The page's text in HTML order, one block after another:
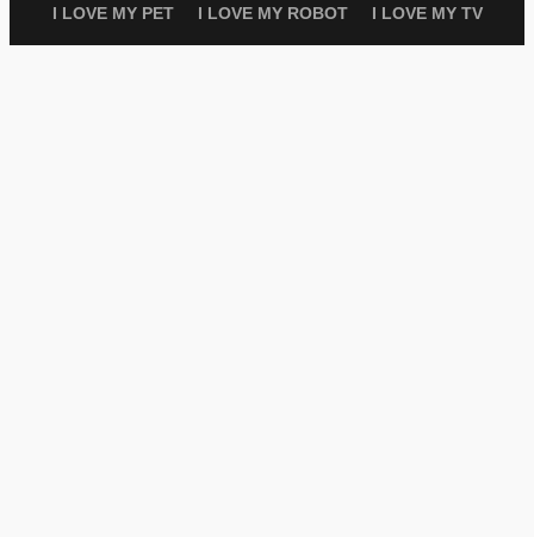
I LOVE MY PET I LOVE MY ROBOT I LOVE MY TV